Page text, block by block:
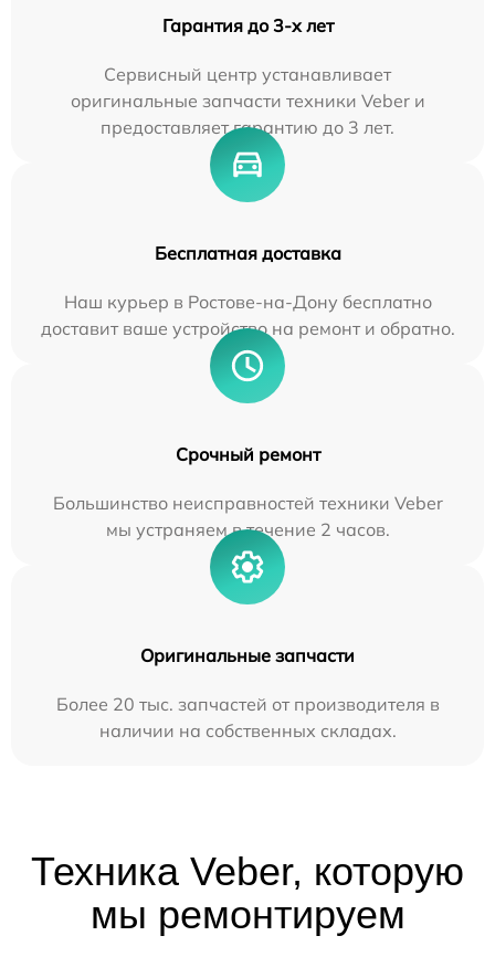
Гарантия до 3-х лет
Сервисный центр устанавливает
оригинальные запчасти техники Veber и
предоставляет гарантию до 3 лет.
Бесплатная доставка
Наш курьер в Ростове-на-Дону бесплатно
доставит ваше устройство на ремонт и обратно.
Срочный ремонт
Большинство неисправностей техники Veber
мы устраняем в течение 2 часов.
Оригинальные запчасти
Более 20 тыс. запчастей от производителя в
наличии на собственных складах.
Техника Veber, которую
мы ремонтируем